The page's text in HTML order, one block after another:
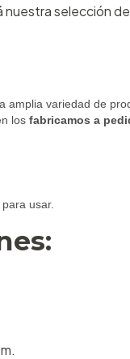
nuestra selección de
amplia variedad de
los fabricamos a
usar.